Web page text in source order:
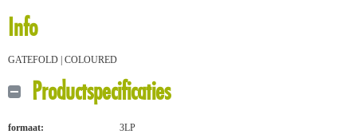
Info
GATEFOLD | COLOURED
Productspecificaties
formaat:
3LP